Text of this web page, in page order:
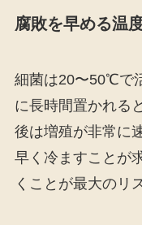
腐敗を早める温
細菌は20〜50℃で
に長時間置かれる
後は増殖が非常に
早く冷ますことが
くことが最大のリ